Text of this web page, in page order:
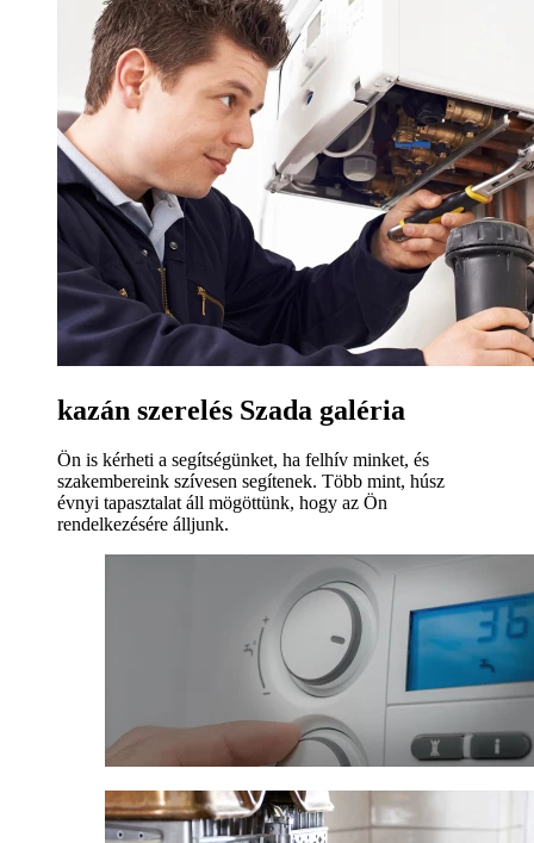
kazán szerelés Szada galéria
Ön is kérheti a segítségünket, ha felhív minket, és
szakembereink szívesen segítenek. Több mint, húsz
évnyi tapasztalat áll mögöttünk, hogy az Ön
rendelkezésére álljunk.